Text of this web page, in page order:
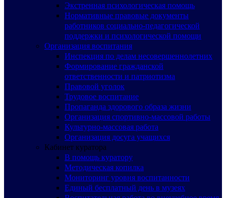
Экстренная психологическая помощь
Нормативные правовые документы
работников социально-педагогической
поддержки и психологической помощи
Организация воспитания
Инспекция по делам несовершеннолетних
Формирование гражданской
ответственности и патриотизма
Правовой уголок
Трудовое воспитание
Пропаганда здорового образа жизни
Организация спортивно-массовой работы
Культурно-массовая работа
Организация досуга учащихся
Кабинет куратора
В помощь куратору
Методическая копилка
Мониторинг уровня воспитанности
Единый бесплатный день в музеях